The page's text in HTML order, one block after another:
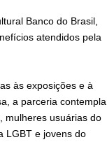
Banco do Brasil,
atendidos pela
às exposições e à
a parceria contempla
mulheres usuárias do
LGBT e jovens do